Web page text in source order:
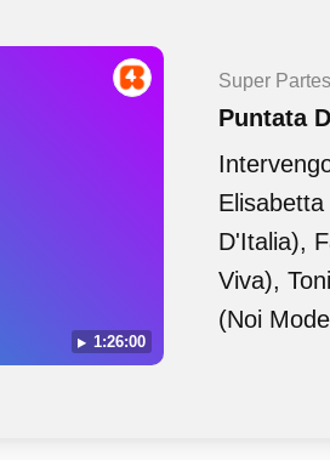
1:26:00
Super Partes
Puntata
D'Italia),
Viva),
(Noi